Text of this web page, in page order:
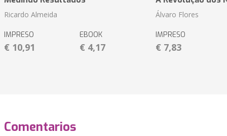
Ricardo Almeida
IMPRESO
€ 10,91
EBOOK
€ 4,17
Álvaro Flores
IMPRESO
€ 7,83
Comentarios